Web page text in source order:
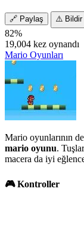
🔗 Paylaş ⚠️ Bildir
82%
19,004 kez oynandı
Mario Oyunları
Mario oyunlarının
mario oyunu.
macera da iyi
🎮 Kontroller